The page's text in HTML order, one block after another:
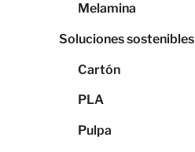
Melamina
Soluciones sostenibles
Cartón
PLA
Pulpa